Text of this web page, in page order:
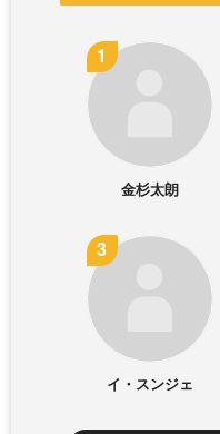
金杉太朗
イ・スンジェ